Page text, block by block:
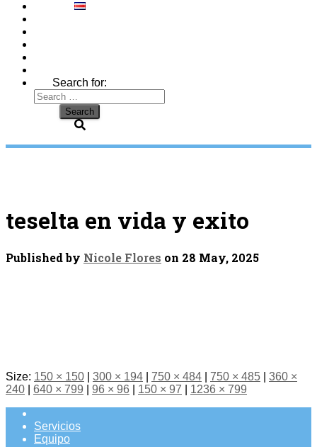
Search for:
teselta en vida y exito
Published by Nicole Flores on 28 May, 2025
Size: 150 × 150 300 × 194 750 × 484 750 × 485
360 ×
240
640 × 799 96 × 96 150 × 97 1236 × 799
Servicios
Equipo